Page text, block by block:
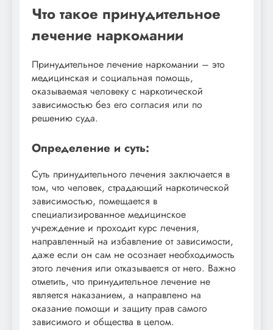
Что такое принудительное
лечение наркомании
Принудительное лечение наркомании – это
медицинская и социальная помощь,
оказываемая человеку с наркотической
зависимостью без его согласия или по
решению суда.
Определение и суть:
Суть принудительного лечения заключается в
том, что человек, страдающий наркотической
зависимостью, помещается в
специализированное медицинское
учреждение и проходит курс лечения,
направленный на избавление от зависимости,
даже если он сам не осознает необходимость
этого лечения или отказывается от него. Важно
отметить, что принудительное лечение не
является наказанием, а направлено на
оказание помощи и защиту прав самого
зависимого и общества в целом.